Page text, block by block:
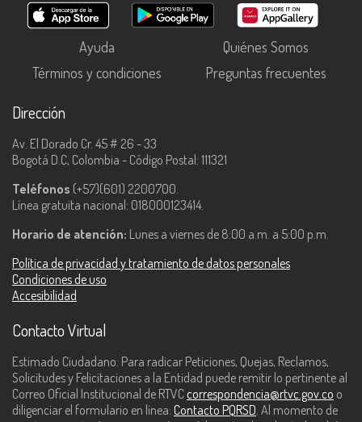
Ayuda
Quiénes Somos
Términos y condiciones
Preguntas frecuentes
Dirección
Av. El Dorado Cr. 45 # 26 - 33
Bogotá D.C, Colombia - Código Postal: 111321
Teléfonos (+57)(601) 2200700.
Línea gratuita nacional: 018000123414.
Horario de atención: Lunes a viernes de 8:00 a.m. a 5:00 p.m.
Política de privacidad y tratamiento de datos personales
Condiciones de uso
Accesibilidad
Contacto Virtual
Estimado Ciudadano: Para radicar Peticiones, Quejas, Reclamos,
Solicitudes y Felicitaciones a la Entidad puede remitir lo pertinente al
Correo Oficial Institucional de RTVC correspondencia@rtvc.gov.co o
diligenciar el formulario en línea: Contacto PQRSD. Al momento de